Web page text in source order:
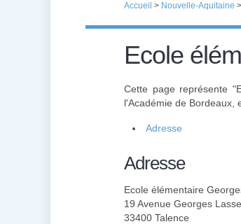
Accueil > Nouvelle-Aquitaine >
Ecole
Cette page représente
l'Académie de Bordeaux,
Adresse
Adresse
Ecole élémentaire
19 Avenue Georges
33400 Talence